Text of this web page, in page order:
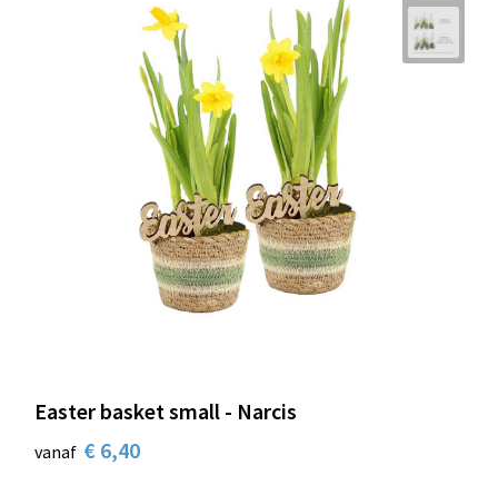
Easter basket small - Narcis
vanaf € 6,40